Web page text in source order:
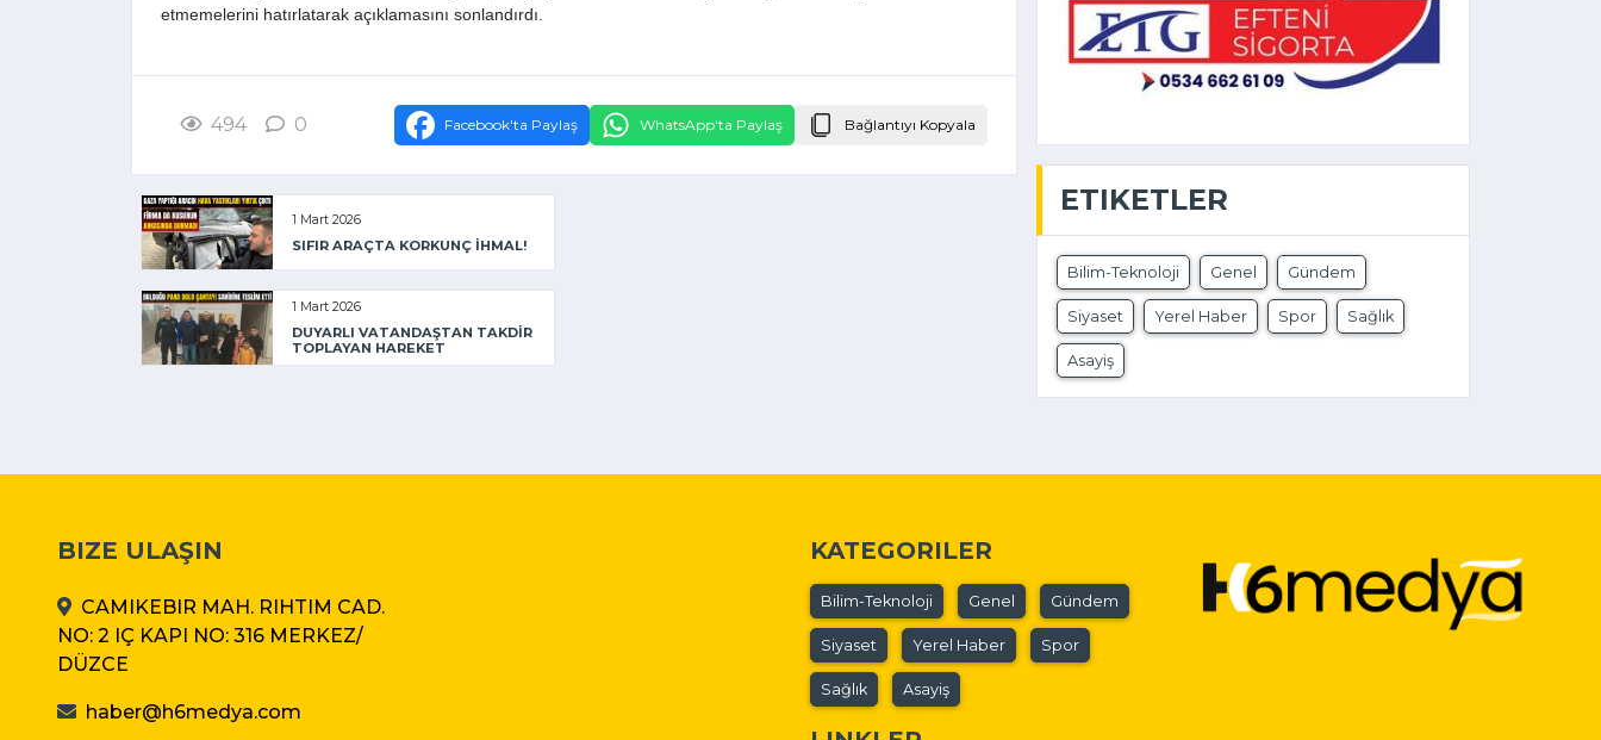
etmemelerini hatırlatarak açıklamasını sonlandırdı.
494 0 Facebook'ta Paylaş WhatsApp'ta Paylaş Bağlantıyı Kopyala
1 Mart 2026
SIFIR ARAÇTA KORKUNÇ İHMAL!
1 Mart 2026
DUYARLI VATANDAŞTAN TAKDİR
TOPLAYAN HAREKET
ETIKETLER
Bilim-Teknoloji Genel Gündem
Siyaset Yerel Haber Spor Sağlık
Asayiş
BIZE ULAŞIN
CAMIKEBIR MAH. RIHTIM CAD.
NO: 2 IÇ KAPI NO: 316 MERKEZ/
DÜZCE
haber@h6medya.com
KATEGORILER
Bilim-Teknoloji Genel Gündem
Siyaset Yerel Haber Spor
Sağlık Asayiş